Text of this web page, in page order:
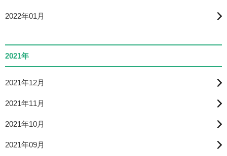
2022年01月
2021年
2021年12月
2021年11月
2021年10月
2021年09月